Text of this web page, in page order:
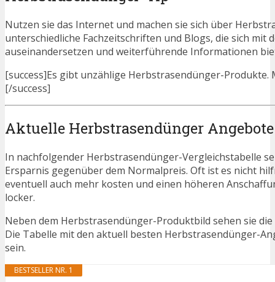
Nutzen sie das Internet und machen sie sich über
unterschiedliche Fachzeitschriften und Blogs, die sich
auseinandersetzen und weiterführende Informationen
[success]Es gibt unzählige Herbstrasendünger-
[/success]
Aktuelle Herbstrasendünger Angebote
In nachfolgender Herbstrasendünger-Vergleichstabelle
Ersparnis gegenüber dem Normalpreis. Oft ist es nicht
eventuell auch mehr kosten und einen höheren
locker.
Neben dem Herbstrasendünger-Produktbild sehen sie
Die Tabelle mit den aktuell besten Herbstrasendünger-
sein.
BESTSELLER NR. 1